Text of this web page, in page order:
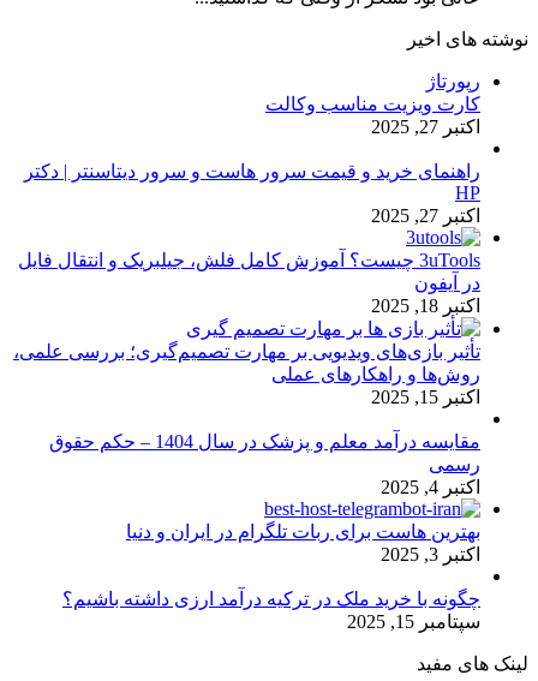
نوشته های اخیر
رپورتاژ
کارت ویزیت مناسب وکالت
اکتبر 27, 2025
راهنمای خرید و قیمت سرور هاست و سرور دیتاسنتر | دکتر
HP
اکتبر 27, 2025
3uTools چیست؟ آموزش کامل فلش، جیلبریک و انتقال فایل
در آیفون
اکتبر 18, 2025
تأثیر بازی‌های ویدیویی بر مهارت تصمیم‌گیری؛ بررسی علمی،
روش‌ها و راهکارهای عملی
اکتبر 15, 2025
مقایسه درآمد معلم و پزشک در سال 1404 – حکم حقوق
رسمی
اکتبر 4, 2025
بهترین هاست برای ربات تلگرام در ایران و دنیا
اکتبر 3, 2025
چگونه با خرید ملک در ترکیه درآمد ارزی داشته باشیم؟
سپتامبر 15, 2025
لینک های مفید